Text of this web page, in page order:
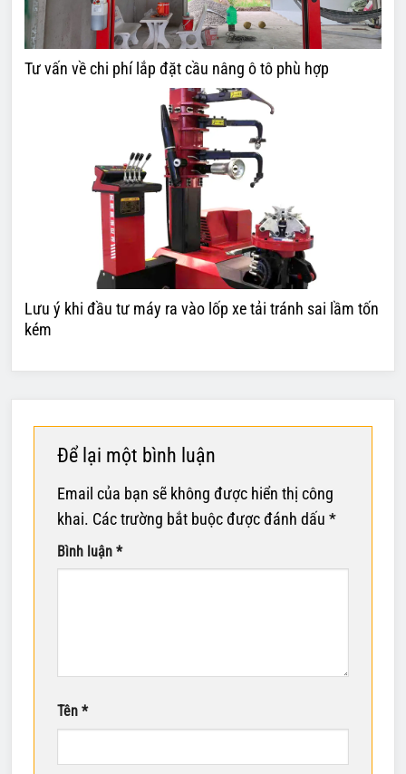
Tư vấn về chi phí lắp đặt cầu nâng ô tô phù hợp
Lưu ý khi đầu tư máy ra vào lốp xe tải tránh sai lầm tốn
kém
Để lại một bình luận
Email của bạn sẽ không được hiển thị công
khai. Các trường bắt buộc được đánh dấu *
Bình luận *
Tên *